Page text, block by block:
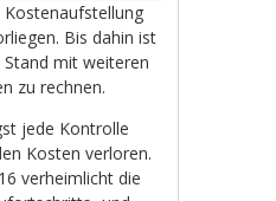
Bis dahin ist
mit weiteren
zu rechnen.
jede Kontrolle
Kosten verloren.
verheimlicht die